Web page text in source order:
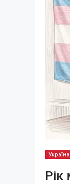
Україна
Рік